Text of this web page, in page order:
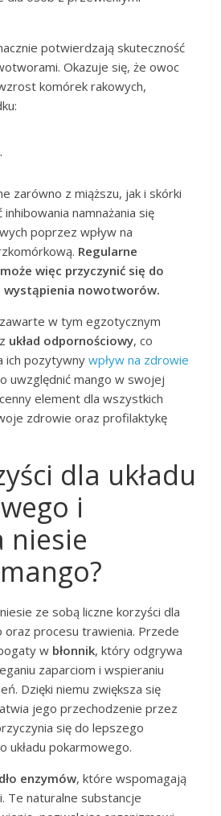
potwierdzają skuteczność
Okazuje się, że owoc
komórek rakowych,
zarówno z miąższu, jak i skórki
namnażania się
poprzez wpływ na
Regularne
więc przyczynić się do
wystąpienia nowotworów.
w tym egzotycznym
układ odpornościowy, co
ich pozytywnywpływ na zdrowie
uwzględnić mango w swojej
element dla wszystkich
zdrowie oraz profilaktykę
dla układu
i
niesie
niesie ze sobą liczne korzyści dla
oraz procesu trawienia. Przede
w błonnik, który odgrywa
zaparciom i wspieraniu
Dzięki niemu zwiększa się
jego przechodzenie przez
się do lepszego
układu pokarmowego.
enzymów, które wspomagają
Te naturalne substancje